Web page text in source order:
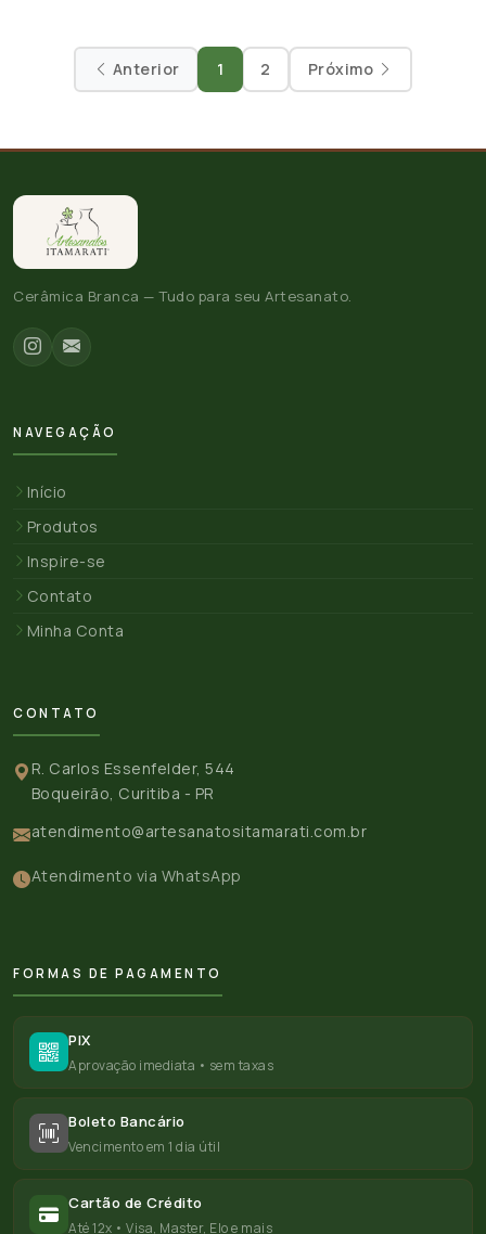
Anterior 1 2 Próximo
Cerâmica Branca — Tudo para seu Artesanato.
NAVEGAÇÃO
Início
Produtos
Inspire-se
Contato
Minha Conta
CONTATO
R. Carlos Essenfelder, 544
Boqueirão, Curitiba - PR
atendimento@artesanatositamarati.com.br
Atendimento via WhatsApp
FORMAS DE PAGAMENTO
PIX
Aprovação imediata • sem taxas
Boleto Bancário
Vencimento em 1 dia útil
Cartão de Crédito
Até 12x • Visa, Master, Elo e mais